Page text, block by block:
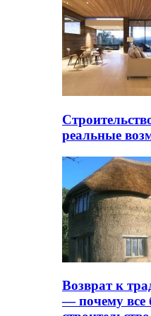
реальные
Возврат к
— почему все